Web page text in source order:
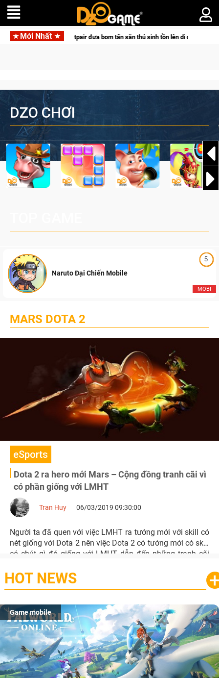
Mới Nhất
tác cùng Pocketpair đưa bom tấn săn thú sinh tồn lên di động với tên gọi
DZO CHƠI
5
MOBI
Naruto Đại Chiến Mobile
MARS DOTA 2
eSports
Dota 2 ra hero mới Mars – Cộng đồng tranh cãi vì
có phần giống với LMHT
Tran Huy 06/03/2019 09:30:00
Người ta đã quen với việc LMHT ra tướng mới với skill có
nét giống với Dota 2 nên việc Dota 2 có tướng mới có skill
có chút gì đó giống với LMHT dẫn đến những tranh cãi
HOT NEWS
Game mobile